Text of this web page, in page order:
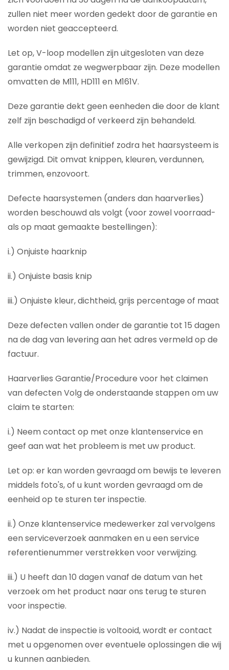
zullen niet meer worden gedekt door de garantie en
worden niet geaccepteerd.
Let op, V-loop modellen zijn uitgesloten van deze
garantie omdat ze wegwerpbaar zijn. Deze modellen
omvatten de M111, HD111 en M161V.
Deze garantie dekt geen eenheden die door de klant
zelf zijn beschadigd of verkeerd zijn behandeld.
Alle verkopen zijn definitief zodra het haarsysteem is
gewijzigd. Dit omvat knippen, kleuren, verdunnen,
trimmen, enzovoort.
Defecte haarsystemen (anders dan haarverlies)
worden beschouwd als volgt (voor zowel voorraad-
als op maat gemaakte bestellingen):
i.) Onjuiste haarknip
ii.) Onjuiste basis knip
iii.) Onjuiste kleur, dichtheid, grijs percentage of maat
Deze defecten vallen onder de garantie tot 15 dagen
na de dag van levering aan het adres vermeld op de
factuur.
Haarverlies Garantie/Procedure voor het claimen
van defecten Volg de onderstaande stappen om uw
claim te starten:
i.) Neem contact op met onze klantenservice en
geef aan wat het probleem is met uw product.
Let op: er kan worden gevraagd om bewijs te leveren
middels foto's, of u kunt worden gevraagd om de
eenheid op te sturen ter inspectie.
ii.) Onze klantenservice medewerker zal vervolgens
een serviceverzoek aanmaken en u een service
referentienummer verstrekken voor verwijzing.
iii.) U heeft dan 10 dagen vanaf de datum van het
verzoek om het product naar ons terug te sturen
voor inspectie.
iv.) Nadat de inspectie is voltooid, wordt er contact
met u opgenomen over eventuele oplossingen die wij
u kunnen aanbieden.